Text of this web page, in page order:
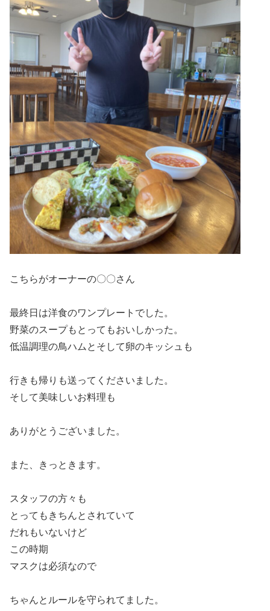
こちらがオーナーの〇〇さん
最終日は洋食のワンプレートでした。
野菜のスープもとってもおいしかった。
低温調理の鳥ハムとそして卵のキッシュも
行きも帰りも送ってくださいました。
そして美味しいお料理も
ありがとうございました。
また、きっときます。
スタッフの方々も
とってもきちんとされていて
だれもいないけど
この時期
マスクは必須なので
ちゃんとルールを守られてました。